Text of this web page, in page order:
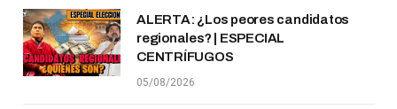
ALERTA: ¿Los peores candidatos
regionales? | ESPECIAL
CENTRÍFUGOS
05/08/2026